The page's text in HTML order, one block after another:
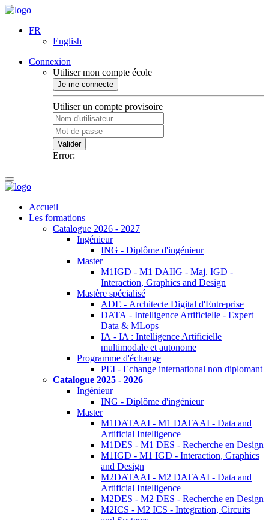
FR
English
Connexion
Utiliser mon compte école
Je me connecte
Utiliser un compte provisoire
Valider
Error:
Accueil
Les formations
Catalogue 2026 - 2027
Ingénieur
ING - Diplôme d'ingénieur
Master
M1IGD - M1 DAIIG - Maj. IGD -
Interaction, Graphics and Design
Mastère spécialisé
ADE - Architecte Digital d'Entreprise
DATA - Intelligence Artificielle - Expert
Data & MLops
IA - IA : Intelligence Artificielle
multimodale et autonome
Programme d'échange
PEI - Echange international non diplomant
Catalogue 2025 - 2026
Ingénieur
ING - Diplôme d'ingénieur
Master
M1DATAAI - M1 DATAAI - Data and
Artificial Intelligence
M1DES - M1 DES - Recherche en Design
M1IGD - M1 IGD - Interaction, Graphics
and Design
M2DATAAI - M2 DATAAI - Data and
Artificial Intelligence
M2DES - M2 DES - Recherche en Design
M2ICS - M2 ICS - Integration, Circuits